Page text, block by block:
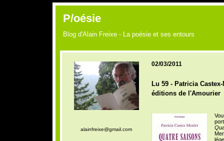
P/oésie
Blog d'Alain Freixe - La poésie et ses entours
alainfreixe@gmail.com
02/03/2011
Lu 59 - Patricia
éditions de l'Amourier